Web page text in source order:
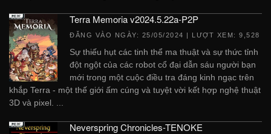
Terra Memoria v2024.5.22a-P2P
ĐĂNG VÀO NGÀY: 25/05/2024 | LƯỢT XEM: 9,528
Sự thiếu hụt các tinh thể ma thuật và sự thức tỉnh
đột ngột của các robot cổ đại dẫn sáu người bạn
mới trong một cuộc điều tra đáng kinh ngạc trên
khắp Terra - một thế giới ấm cúng và tuyệt vời kết hợp nghệ thuật
3D và pixel. ...
Neverspring Chronicles-TENOKE